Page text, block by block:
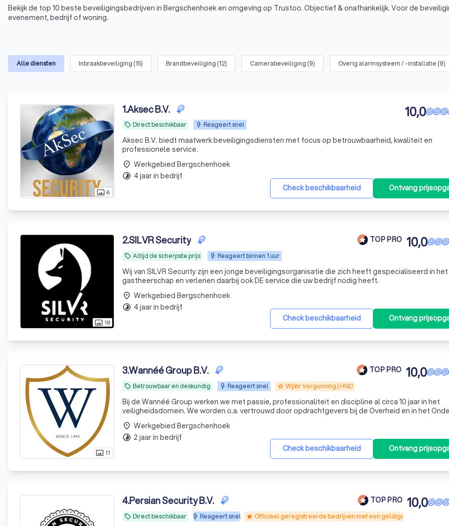
Bekijk de top 10 beste beveiligingsbedrijven in Bergschenhoek en omgeving op Trustoo. Objectief & onafhankelijk. Voor de
evenement, bedrijf of woning.
Alle diensten Inbraakbeveiliging (15) Brandbeveiliging (12) Camerabeveiliging (9) Overig alarmsysteem / -installatie (9)
photo_size_select_actual 6
1.Aksec B.V.
local_offer Direct beschikbaar Reageert snel
10,0
Aksec B.V. biedt maatwerk beveiligingsdiensten met focus op betrouwbaarheid, kwaliteit en
professionele service.
Check beschikbaarheid Ontvang
place Werkgebied Bergschenhoek
timelapse 4 jaar in bedrijf
photo_size_select_actual 18
2.SILVR Security TOP PRO
local_offer Altijd de scherpste prijs Reageert binnen 1 uur
10,0
Wij van SILVR Security zijn een jonge beveiligingsorganisatie die zich heeft gespecialiseerd in
gastheerschap en verlenen daarbij ook DE service die uw bedrijf nodig heeft.
Check beschikbaarheid Ontvang
place Werkgebied Bergschenhoek
timelapse 4 jaar in bedrijf
photo_size_select_actual 11
3.Wannéé Group B.V. TOP PRO
local_offer Betrouwbaar en deskundig Reageert snel grade Wpbr Vergunning | HND
10,0
Bij de Wannéé Group werken we met passie, professionaliteit en discipline al circa 10 jaar in het
veiligheidsdomein. We worden o.a. vertrouwd door opdrachtgevers bij de Overheid en in het
Check beschikbaarheid Ontvang
place Werkgebied Bergschenhoek
timelapse 2 jaar in bedrijf
4.Persian Security B.V. TOP PRO
local_offer Direct beschikbaar Reageert snel star Officieel geregistreerde bedrijven met een geldige WPBR-
10,0